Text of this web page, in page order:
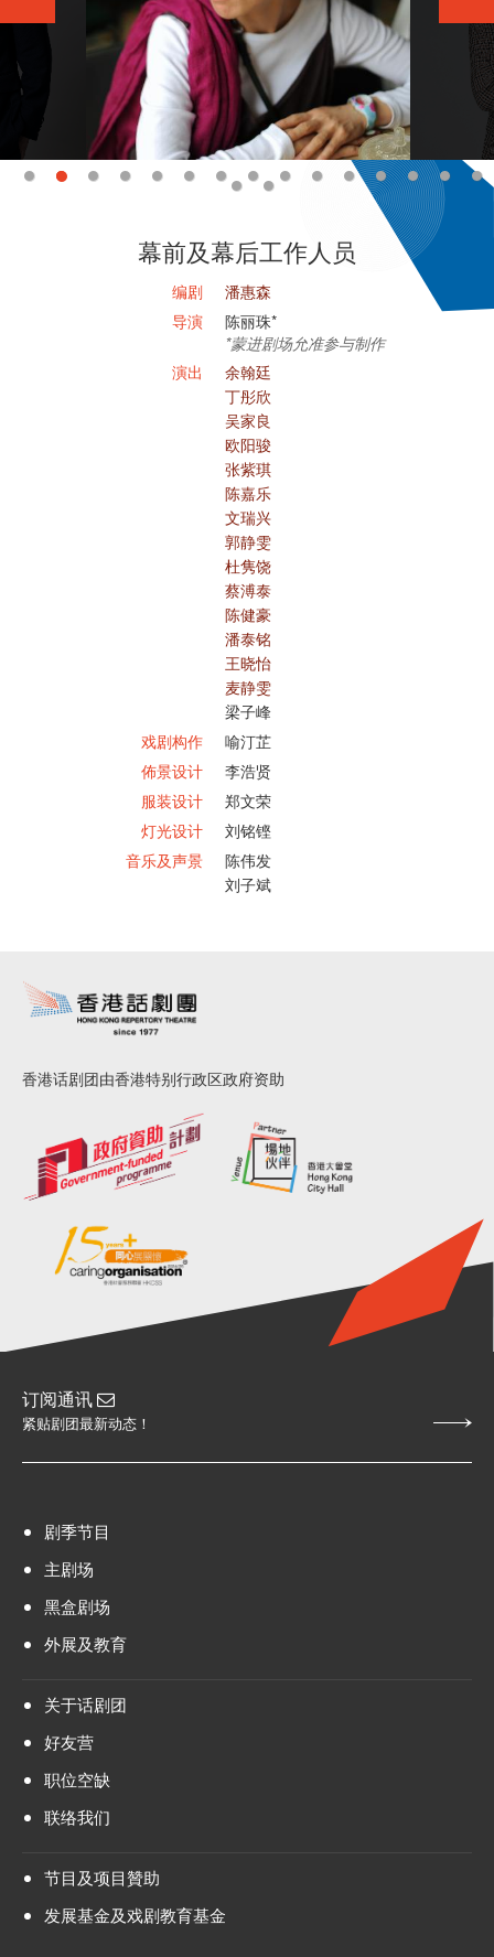
幕前及幕后工作人员
编剧
潘惠森
导演
陈丽珠*
*蒙进剧场允准参与制作
演出
余翰廷
丁彤欣
吴家良
欧阳骏
张紫琪
陈嘉乐
文瑞兴
郭静雯
杜隽饶
蔡溥泰
陈健豪
潘泰铭
王晓怡
麦静雯
梁子峰
戏剧构作
喻汀芷
佈景设计
李浩贤
服装设计
郑文荣
灯光设计
刘铭铿
音乐及声景
陈伟发
刘子斌
香港话剧团由香港特别行政区政府资助
订阅通讯
紧贴剧团最新动态！
剧季节目
主剧场
黑盒剧场
外展及教育
关于话剧团
好友营
职位空缺
联络我们
节目及项目贊助
发展基金及戏剧教育基金